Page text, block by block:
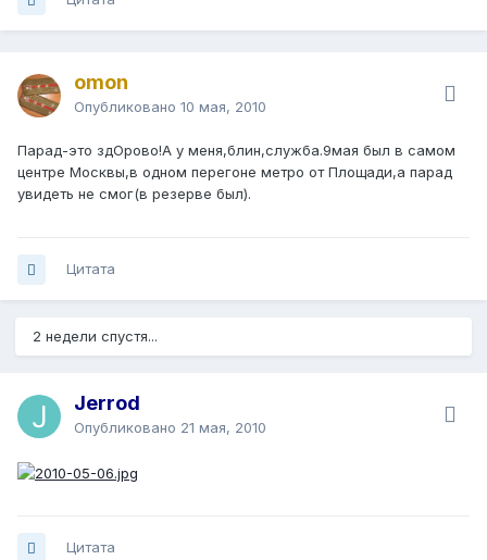
omon
Опубликовано 10 мая, 2010
Парад-это здОрово!А у меня,блин,служба.9мая был в самом
центре Москвы,в одном перегоне метро от Площади,а парад
увидеть не смог(в резерве был).
Цитата
2 недели спустя...
Jerrod
Опубликовано 21 мая, 2010
Цитата